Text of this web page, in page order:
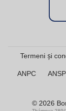
Termeni și
ANPC
© 2026